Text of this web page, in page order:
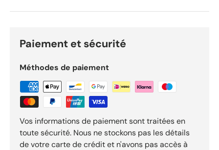
Paiement et sécurité
Méthodes de paiement
Vos informations de paiement sont traitées en
toute sécurité. Nous ne stockons pas les détails
de votre carte de crédit et n'avons pas accès à